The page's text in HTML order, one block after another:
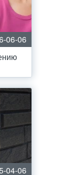
06-06
04-06